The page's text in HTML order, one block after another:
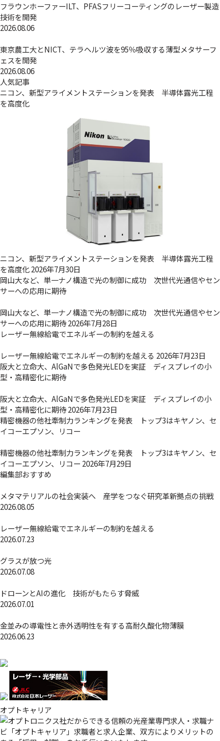
フラウンホーファーILT、PFASフリーコーティングのレーザー製造
技術を開発
2026.08.06
東京農工大とNICT、テラヘルツ波を95％吸収する薄型メタサーフ
ェスを開発
2026.08.06
人気記事
ニコン、新型アライメントステーションを発表 半導体露光工程
を高度化
ニコン、新型アライメントステーションを発表 半導体露光工程
を高度化2026年7月30日
岡山大など、単一ナノ構造で光の制御に成功 次世代光通信やセン
サーへの応用に期待
岡山大など、単一ナノ構造で光の制御に成功 次世代光通信やセン
サーへの応用に期待2026年7月28日
レーザー無線給電でエネルギーの制約を越える
レーザー無線給電でエネルギーの制約を越える 2026年7月23日
阪大と立命大、AlGaNで多色発光LEDを実証 ディスプレイの小
型・高精密化に期待
阪大と立命大、AlGaNで多色発光LEDを実証 ディスプレイの小
型・高精密化に期待2026年7月23日
精密機器の他社牽制力ランキングを発表 トップ3はキヤノン、セ
イコーエプソン、リコー
精密機器の他社牽制力ランキングを発表 トップ3はキヤノン、セ
イコーエプソン、リコー 2026年7月29日
編集部おすすめ
メタマテリアルの社会実装へ 産学をつなぐ研究革新拠点の挑戦
2026.08.05
レーザー無線給電でエネルギーの制約を越える
2026.07.23
グラスが放つ光
2026.07.08
ドローンとAIの進化 技術がもたらす脅威
2026.07.01
金並みの導電性と赤外透明性を有する高耐久酸化物薄膜
2026.06.23
オプトキャリア